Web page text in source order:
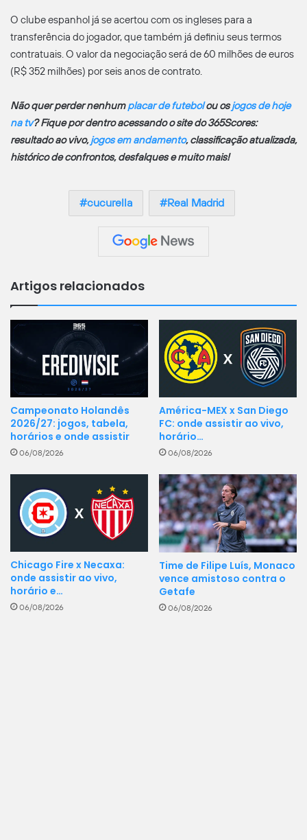
O clube espanhol já se acertou com os ingleses para a
transferência do jogador, que também já definiu seus termos
contratuais. O valor da negociação será de 60 milhões de euros
(R$ 352 milhões) por seis anos de contrato.
Não quer perder nenhumplacar de futebolou osjogos de hoje
na tv? Fique por dentro acessando o site do 365Scores:
resultado ao vivo,jogos em andamento, classificação atualizada,
histórico de confrontos, desfalques e muito mais!
cucurella Real Madrid
Artigos relacionados
Campeonato Holandês
2026/27: jogos, tabela,
horários e onde assistir
06/08/2026
América-MEX x San Diego
FC: onde assistir ao vivo,
horário…
06/08/2026
Chicago Fire x Necaxa:
onde assistir ao vivo,
horário e…
06/08/2026
Time de Filipe Luís, Monaco
vence amistoso contra o
Getafe
06/08/2026